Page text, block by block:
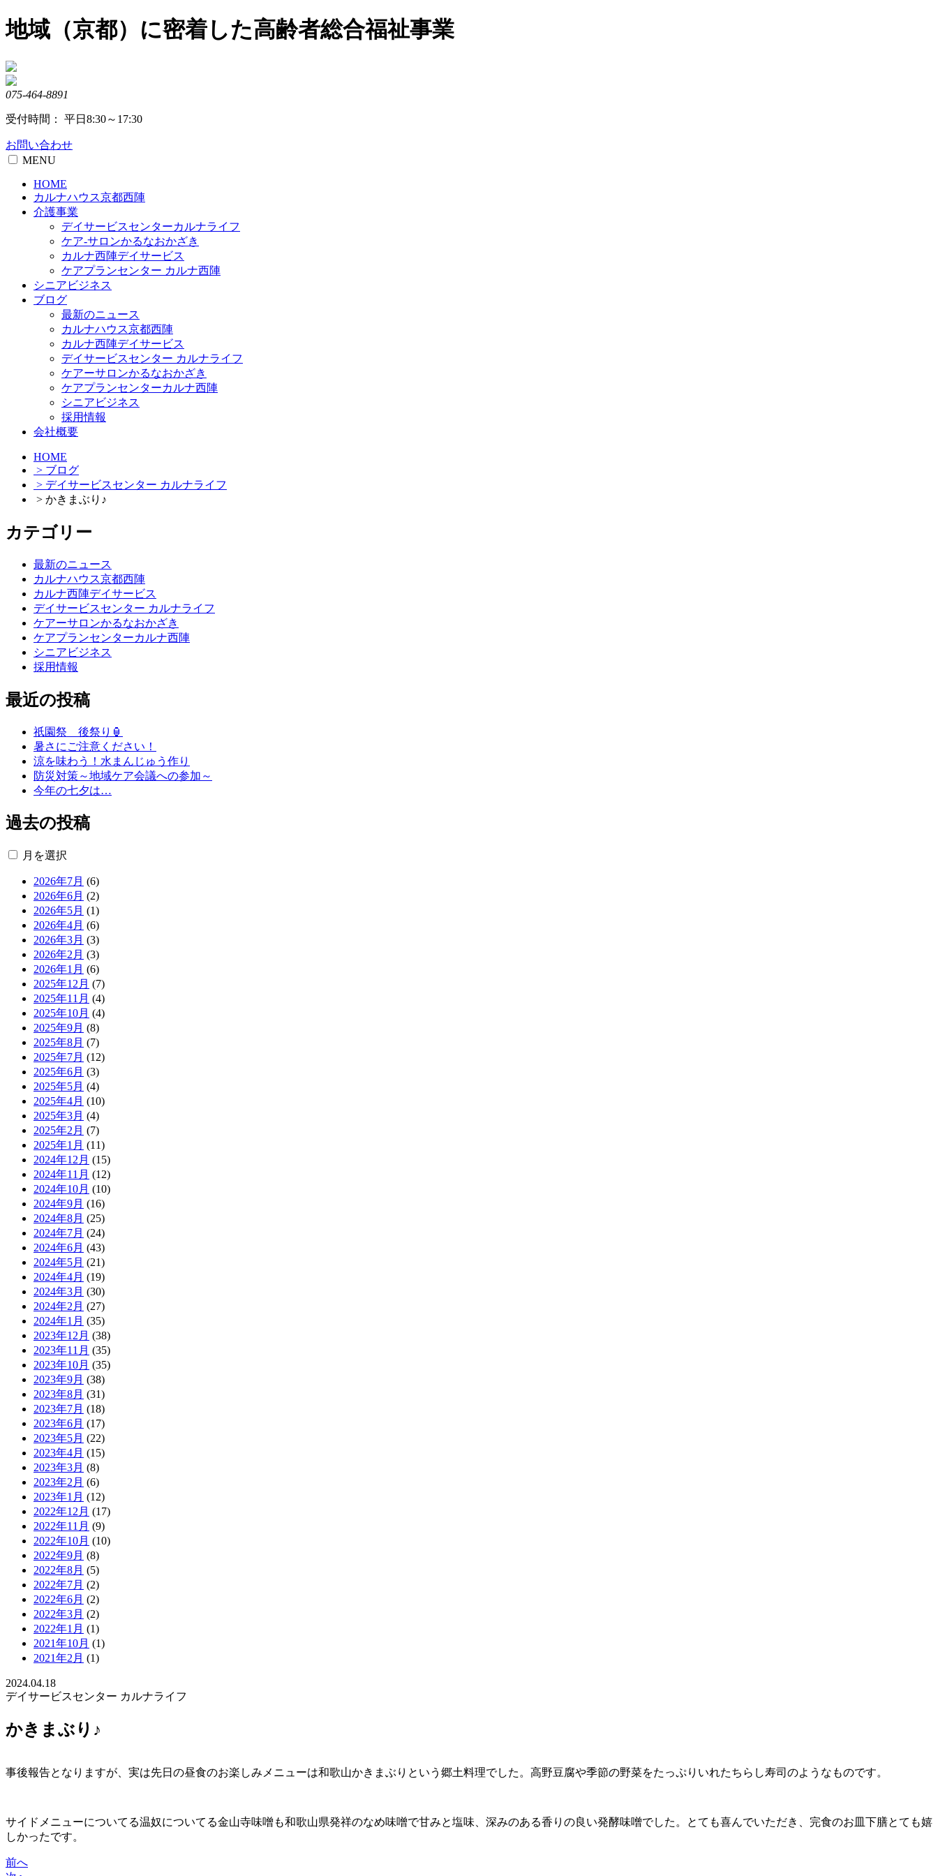
Skip
to
地域（京都）に密着した高齢者総合福祉事業
075-464-8891
受付時間： 平日8:30～17:30
お問い合わせ
MENU
HOME
カルナハウス京都西陣
介護事業
デイサービスセンターカルナライフ
ケア-サロンかるなおかざき
カルナ西陣デイサービス
ケアプランセンター カルナ西陣
シニアビジネス
ブログ
最新のニュース
カルナハウス京都西陣
カルナ西陣デイサービス
デイサービスセンター カルナライフ
ケアーサロンかるなおかざき
ケアプランセンターカルナ西陣
シニアビジネス
採用情報
会社概要
HOME
> ブログ
> デイサービスセンター カルナライフ
> かきまぶり♪
カテゴリー
最新のニュース
カルナハウス京都西陣
カルナ西陣デイサービス
デイサービスセンター カルナライフ
ケアーサロンかるなおかざき
ケアプランセンターカルナ西陣
シニアビジネス
採用情報
最近の投稿
祇園祭 後祭り🏮
暑さにご注意ください！
涼を味わう！水まんじゅう作り
防災対策～地域ケア会議への参加～
今年の七夕は…
過去の投稿
月を選択
2026年7月 (6)
2026年6月 (2)
2026年5月 (1)
2026年4月 (6)
2026年3月 (3)
2026年2月 (3)
2026年1月 (6)
2025年12月 (7)
2025年11月 (4)
2025年10月 (4)
2025年9月 (8)
2025年8月 (7)
2025年7月 (12)
2025年6月 (3)
2025年5月 (4)
2025年4月 (10)
2025年3月 (4)
2025年2月 (7)
2025年1月 (11)
2024年12月 (15)
2024年11月 (12)
2024年10月 (10)
2024年9月 (16)
2024年8月 (25)
2024年7月 (24)
2024年6月 (43)
2024年5月 (21)
2024年4月 (19)
2024年3月 (30)
2024年2月 (27)
2024年1月 (35)
2023年12月 (38)
2023年11月 (35)
2023年10月 (35)
2023年9月 (38)
2023年8月 (31)
2023年7月 (18)
2023年6月 (17)
2023年5月 (22)
2023年4月 (15)
2023年3月 (8)
2023年2月 (6)
2023年1月 (12)
2022年12月 (17)
2022年11月 (9)
2022年10月 (10)
2022年9月 (8)
2022年8月 (5)
2022年7月 (2)
2022年6月 (2)
2022年3月 (2)
2022年1月 (1)
2021年10月 (1)
2021年2月 (1)
2024.04.18
デイサービスセンター カルナライフ
かきまぶり♪
事後報告となりますが、実は先日の昼食のお楽しみメニューは和歌山かきまぶりという郷土料理でした。高野豆腐や季節の野菜をたっぷりいれたちらし寿司のようなものです。
サイドメニューについてる温奴についてる金山寺味噌も和歌山県発祥のなめ味噌で甘みと塩味、深みのある香りの良い発酵味噌でした。とても喜んでいただき、完食のお皿下膳とても嬉
しかったです。
前へ